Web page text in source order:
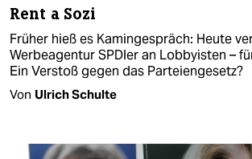
Rent a Sozi
Früher hieß es Kamingespräch: Heute
Werbeagentur SPDler an Lobbyisten –
Ein Verstoß gegen das Parteiengesetz?
Von Ulrich Schulte